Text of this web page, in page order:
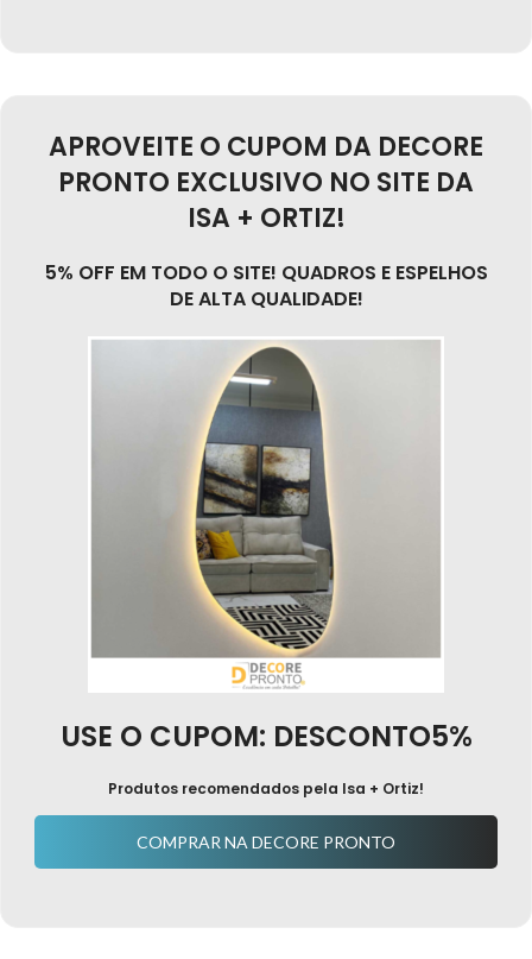
APROVEITE O CUPOM DA DECORE
PRONTO EXCLUSIVO NO SITE DA
ISA + ORTIZ!
5% OFF EM TODO O SITE! QUADROS E ESPELHOS
DE ALTA QUALIDADE!
USE O CUPOM: DESCONTO5%
Produtos recomendados pela Isa + Ortiz!
COMPRAR NA DECORE PRONTO